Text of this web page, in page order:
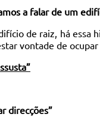
a falar de um
de raiz, há essa
vontade de
direcções”